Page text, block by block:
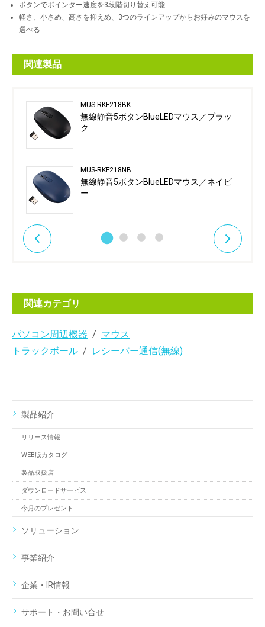
ボタンでポインター速度を3段階切り替え可能
軽さ、小さめ、高さを抑えめ、3つのラインアップからお好みのマウスを
選べる
関連製品
MUS-RKF218BK
無線静音5ボタンBlueLEDマウス／ブラッ
ク
MUS-RKF218NB
無線静音5ボタンBlueLEDマウス／ネイビ
ー
関連カテゴリ
パソコン周辺機器
マウス
トラックボール
レシーバー通信(無線)
製品紹介
リリース情報
WEB版カタログ
製品取扱店
ダウンロードサービス
今月のプレゼント
ソリューション
事業紹介
企業・IR情報
サポート・お問い合せ